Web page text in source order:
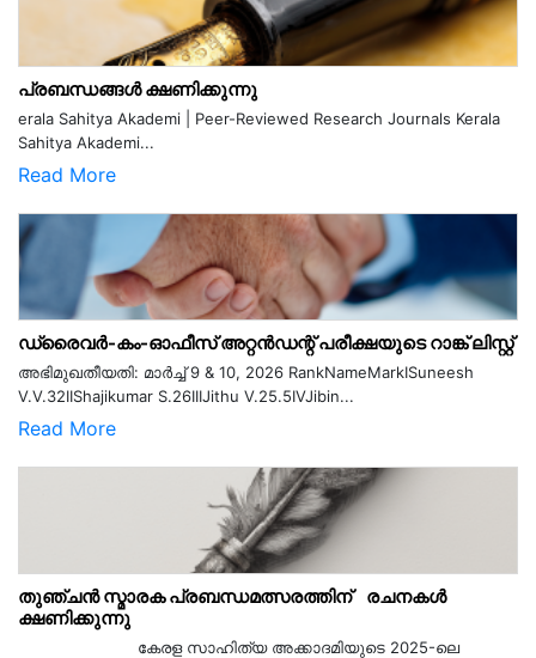
പ്രബന്ധങ്ങൾ ക്ഷണിക്കുന്നു
erala Sahitya Akademi | Peer-Reviewed Research Journals Kerala
Sahitya Akademi...
Read More
ഡ്രൈവർ-കം-ഓഫീസ് അറ്റൻഡന്റ് പരീക്ഷയുടെ റാങ്ക് ലിസ്റ്റ്
അഭിമുഖതീയതി: മാർച്ച് 9 & 10, 2026 RankNameMarkISuneesh
V.V.32IIShajikumar S.26IIIJithu V.25.5IVJibin...
Read More
തുഞ്ചൻ സ്മാരക പ്രബന്ധമത്സരത്തിന് രചനകൾ
ക്ഷണിക്കുന്നു
കേരള സാഹിത്യ അക്കാദമിയുടെ 2025-ലെ